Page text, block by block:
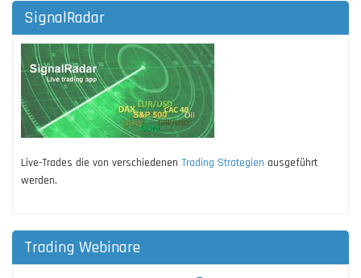
SignalRadar
Live-Trades die von verschiedenen Trading Strategien ausgeführt
werden.
Trading Webinare